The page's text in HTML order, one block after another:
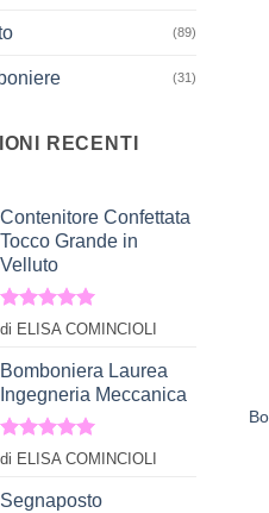
(89)
(31)
RECENTI
Contenitore Confettata
Tocco Grande in
Velluto
Valutato5
di ELISA COMINCIOLI
Bomboniera Laurea
Ingegneria Meccanica
Valutato5
di ELISA COMINCIOLI
Segnaposto